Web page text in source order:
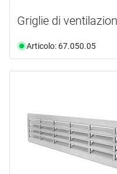
Griglie di
Articolo: 67.050.05